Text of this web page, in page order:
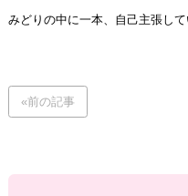
みどりの中に一本、自己主張して
«前の記事